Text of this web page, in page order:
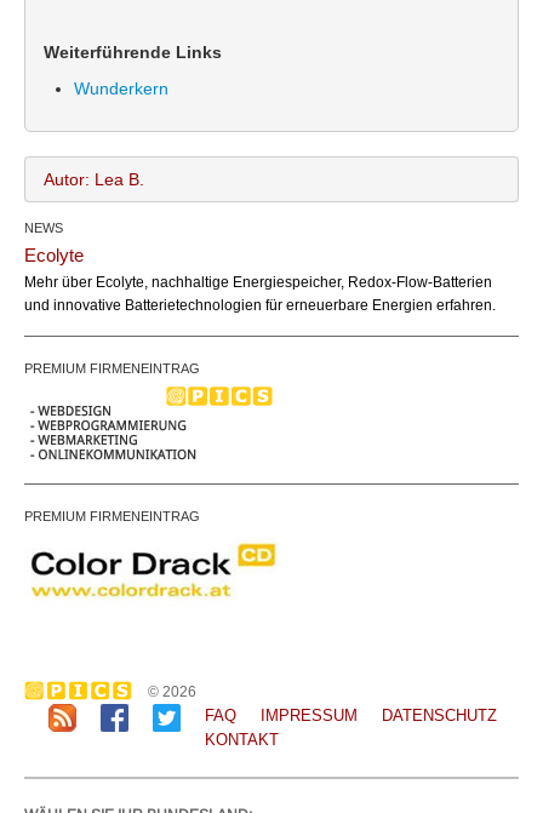
Weiterführende Links
Wunderkern
Autor: Lea B.
Email:
NEWS
Ecolyte
Mehr über Ecolyte, nachhaltige Energiespeicher, Redox-Flow-Batterien
und innovative Batterietechnologien für erneuerbare Energien erfahren.
PREMIUM FIRMENEINTRAG
PREMIUM FIRMENEINTRAG
© 2026
FAQ IMPRESSUM
DATENSCHUTZ
KONTAKT